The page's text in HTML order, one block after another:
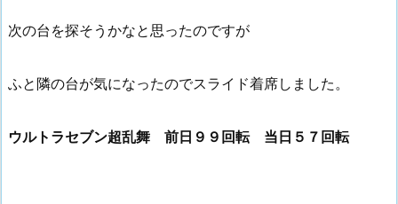
次の台を探そうかなと思ったのですが
ふと隣の台が気になったのでスライド着席しました。
ウルトラセブン超乱舞 前日９９回転 当日５７回転